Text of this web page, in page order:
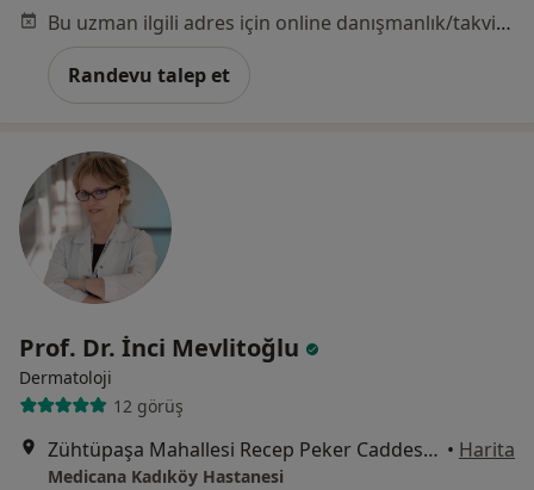
Bu uzman ilgili adres için online danışmanlık/takvim sunmuyor.
Randevu talep et
Prof. Dr. İnci Mevlitoğlu
Dermatoloji
12 görüş
Zühtüpaşa Mahallesi Recep Peker Caddesi No:11, Kadıköy • Harita
Medicana Kadıköy Hastanesi